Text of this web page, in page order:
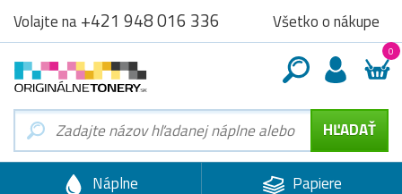
Volajte na+421 948 016 336 Všetko o nákupe
0
Náplne
Papiere